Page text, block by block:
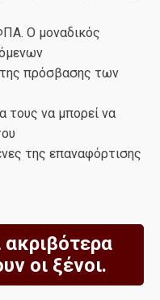
O μοναδικός
της πρόσβασης των
τους να μπορεί να
της επαναφόρτισης
οι ξένοι.